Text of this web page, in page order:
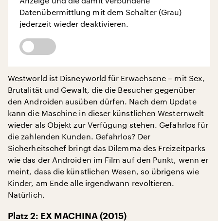
Datenübermittlung mit dem Schalter (Grau)
jederzeit wieder deaktivieren.
Westworld ist Disneyworld für Erwachsene – mit Sex,
Brutalität und Gewalt, die die Besucher gegenüber
den Androiden ausüben dürfen. Nach dem Update
kann die Maschine in dieser künstlichen Westernwelt
wieder als Objekt zur Verfügung stehen. Gefahrlos für
die zahlenden Kunden. Gefahrlos? Der
Sicherheitschef bringt das Dilemma des Freizeitparks
wie das der Androiden im Film auf den Punkt, wenn er
meint, dass die künstlichen Wesen, so übrigens wie
Kinder, am Ende alle irgendwann revoltieren.
Natürlich.
Platz 2: EX MACHINA (2015)